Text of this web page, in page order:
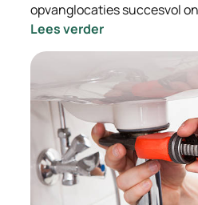
opvanglocaties succesvol
Lees verder:
Ondersteuning
bij
de
integratie
van
Oekraïense
vluchtelingen
–
Wij